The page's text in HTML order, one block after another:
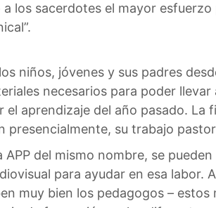
los sacerdotes el mayor
niños, jóvenes y sus padres
necesarios para poder
aprendizaje del año pasado. La
presencialmente, su trabajo
del mismo nombre, se
para ayudar en esa labor.
muy bien los pedagogos –